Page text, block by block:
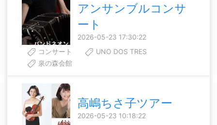
アンサンブルコンサ
ート
2026-05-23 17:30:22
コンサート
UNO DOS TRES
泉の森会館
高嶋ちさ子ツアー
2026-05-23 10:18:22